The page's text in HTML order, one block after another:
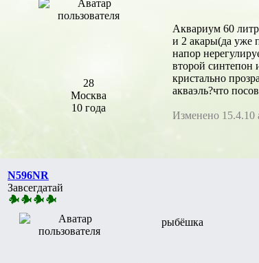
28
Москва
10 года
Аквариум 60
и 2 акары(да уже
напор
второй синтепон
кристально
акваэль?что
Изменено 15.4.10
N596NR
Завсегдатай
рыбёшка